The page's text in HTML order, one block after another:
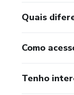
Quais
Como
Tenho